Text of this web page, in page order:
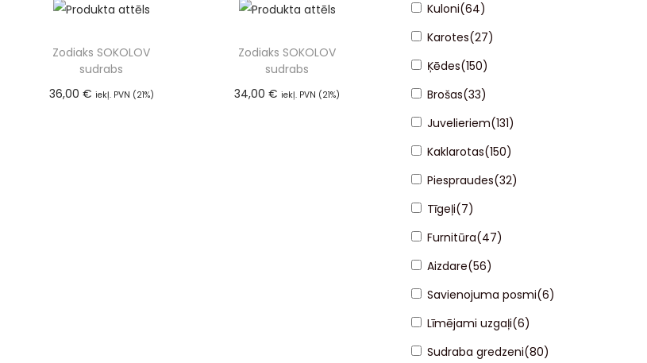
Zodiaks SOKOLOV
sudrabs
36,00 € iekļ. PVN (21%)
Zodiaks SOKOLOV
sudrabs
34,00€ iekļ. PVN (21%)
Kuloni(64)
Karotes(27)
Ķēdes(150)
Brošas(33)
Juvelieriem(131)
Kaklarotas(150)
Piespraudes(32)
Tīgeļi(7)
Furnitūra(47)
Aizdare(56)
Savienojuma posmi(6)
Līmējami uzgaļi(6)
Sudraba gredzeni(80)